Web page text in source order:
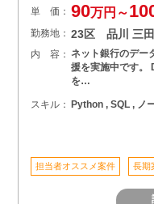
単 価： 90万円～
勤務地： 23区 品川 三
内 容： ネット銀行のデー
援を実施中です。
を…
スキル： Python , SQL , ノ
担当者オススメ案件 長期